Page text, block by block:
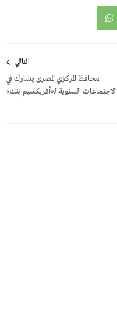
التالي
محافظ المركزي المصرى يشارك في
الاجتماعات السنوية لـ«أفريكسيم بنك»